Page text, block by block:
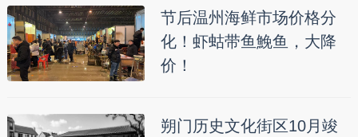
节后温州海鲜市场价格分
化！虾蛄带鱼鮸鱼，大降
价！
朔门历史文化街区10月竣